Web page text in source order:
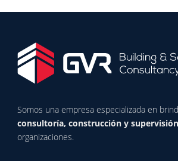
Somos una empresa especializada en
consultoría, construcción y supervisión
organizaciones.